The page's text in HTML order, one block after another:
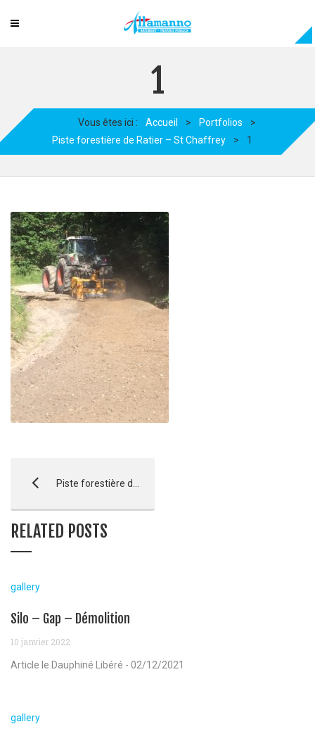
1
Vous êtes ici : Accueil > Portfolios
>
Piste forestière de Ratier – St Chaffrey
> 1
Piste forestière de Ratier – St Chaffrey
RELATED POSTS
gallery
Silo – Gap – Démolition
10 janvier 2022
Article le Dauphiné Libéré - 02/12/2021
gallery